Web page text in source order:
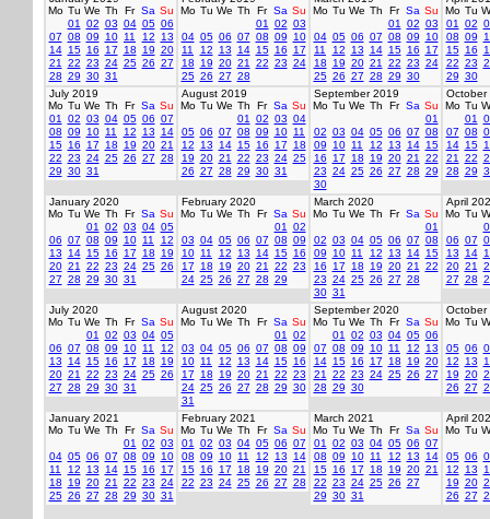
Mo Tu We Th Fr Sa Su
01
02 03 04 05 06
07 08 09 10 11 12
13
14 15 16 17 18 19 20
21
22 23 24 25 26 27
28 29 30 31
Mo Tu We Th Fr Sa Su
01
02 03
04 05 06 07 08 09
10
11
12 13 14 15 16
17
18
19 20 21 22 23 24
25 26 27 28
Mo Tu We Th Fr Sa Su
01
02 03
04 05 06 07 08 09
10
11
12 13 14 15 16
17
18
19 20 21 22 23 24
25 26 27 28 29 30
Mo Tu
01
02
08 09
15 16
22 23
29 30
July 2019
Mo Tu We Th Fr Sa Su
01
02 03 04 05 06 07
08 09 10 11 12 13
14
15 16 17 18 19 20 21
22 23 24 25 26 27 28
29 30 31
August 2019
Mo Tu We Th Fr Sa Su
01
02 03 04
05 06 07 08 09 10 11
12
13 14 15 16 17
18
19 20 21 22 23 24 25
26 27 28 29 30 31
September 2019
Mo Tu We Th Fr Sa Su
01
02 03 04 05 06 07 08
09
10 11 12 13 14 15
16
17 18 19 20 21
22
23 24 25 26 27 28 29
30
October
Mo Tu
01
07 08
14 15
21
22
28 29
January 2020
Mo Tu We Th Fr Sa Su
01
02 03 04 05
06 07 08 09 10 11
12
13
14 15 16 17 18
19
20 21 22 23 24 25 26
27 28 29 30 31
February 2020
Mo Tu We Th Fr Sa Su
01
02
03 04 05 06 07 08 09
10 11 12 13 14 15 16
17
18 19 20 21 22 23
24 25 26 27 28 29
March 2020
Mo Tu We Th Fr Sa Su
01
02 03 04 05 06 07 08
09
10 11 12 13 14 15
16
17 18 19 20 21
22
23 24 25 26 27 28
30 31
April
Mo Tu
06 07
13
14
20 21
27 28
July 2020
Mo Tu We Th Fr Sa Su
01
02 03 04 05
06 07 08 09 10 11
12
13
14 15 16 17 18
19
20 21 22 23 24 25 26
27 28 29 30 31
August 2020
Mo Tu We Th Fr Sa Su
01
02
03 04 05 06 07 08 09
10 11 12 13 14 15 16
17
18 19 20 21 22 23
24 25 26 27 28 29 30
31
September 2020
Mo Tu We Th Fr Sa Su
01
02 03 04 05 06
07 08 09 10 11 12
13
14 15 16 17 18 19 20
21
22 23 24 25 26 27
28 29 30
October
Mo Tu
05 06
12
13
19 20
26 27
January 2021
Mo Tu We Th Fr Sa Su
01
02 03
04 05 06 07 08 09
10
11
12 13 14 15 16
17
18
19 20 21 22 23 24
25 26 27 28 29 30 31
February 2021
Mo Tu We Th Fr Sa Su
01
02 03 04 05 06 07
08 09 10 11 12 13
14
15 16 17 18 19 20 21
22 23 24 25 26 27 28
March 2021
Mo Tu We Th Fr Sa Su
01
02 03 04 05 06 07
08 09 10 11 12 13
14
15 16 17 18 19 20 21
22 23 24 25 26 27
29 30 31
April
Mo Tu
05 06
12
13
19 20
26 27